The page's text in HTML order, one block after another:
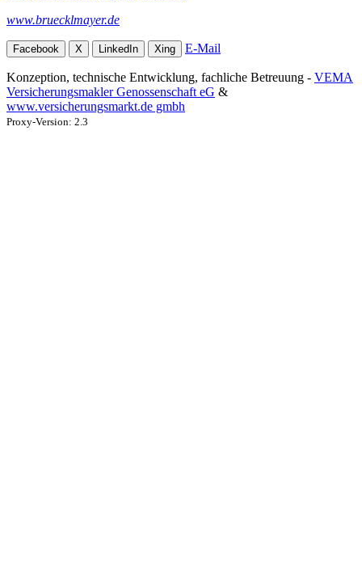
www.bruecklmayer.de
Facebook X LinkedIn Xing E-Mail
Konzeption, technische Entwicklung, fachliche Betreuung - VEMA
Versicherungsmakler Genossenschaft eG &
www.versicherungsmarkt.de gmbh
Proxy-Version: 2.3